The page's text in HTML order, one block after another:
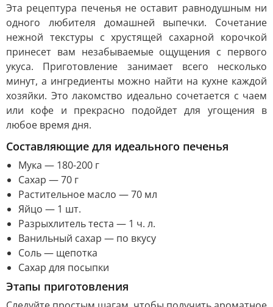
Эта рецептура печенья не оставит равнодушным ни
одного любителя домашней выпечки. Сочетание
нежной текстуры с хрустящей сахарной корочкой
принесет вам незабываемые ощущения с первого
укуса. Приготовление занимает всего несколько
минут, а ингредиенты можно найти на кухне каждой
хозяйки. Это лакомство идеально сочетается с чаем
или кофе и прекрасно подойдет для угощения в
любое время дня.
Составляющие для идеального печенья
Мука — 180-200 г
Сахар — 70 г
Растительное масло — 70 мл
Яйцо — 1 шт.
Разрыхлитель теста — 1 ч. л.
Ванильный сахар — по вкусу
Соль — щепотка
Сахар для посыпки
Этапы приготовления